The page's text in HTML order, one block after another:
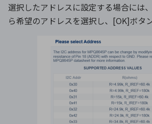
選択したアドレスに設定する場合には
ら希望のアドレスを選択し、[OK]ボタ